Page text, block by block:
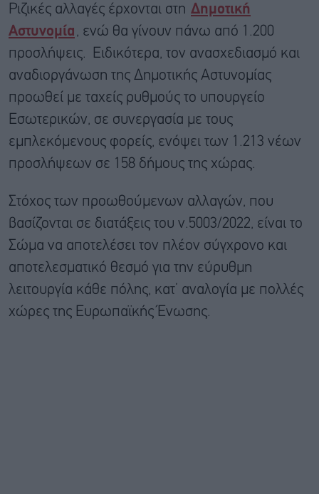
Ριζικές αλλαγές έρχονται στη Δημοτική
Αστυνομία , ενώ θα γίνουν πάνω από 1.200
προσλήψεις. Ειδικότερα, τον ανασχεδιασμό και
αναδιοργάνωση της Δημοτικής Αστυνομίας
προωθεί με ταχείς ρυθμούς το υπουργείο
Εσωτερικών, σε συνεργασία με τους
εμπλεκόμενους φορείς, ενόψει των 1.213 νέων
προσλήψεων σε 158 δήμους της χώρας.
Στόχος των προωθούμενων αλλαγών, που
βασίζονται σε διατάξεις του ν.5003/2022, είναι το
Σώμα να αποτελέσει τον πλέον σύγχρονο και
αποτελεσματικό θεσμό για την εύρυθμη
λειτουργία κάθε πόλης, κατ’ αναλογία με πολλές
χώρες της Ευρωπαϊκής Ένωσης.